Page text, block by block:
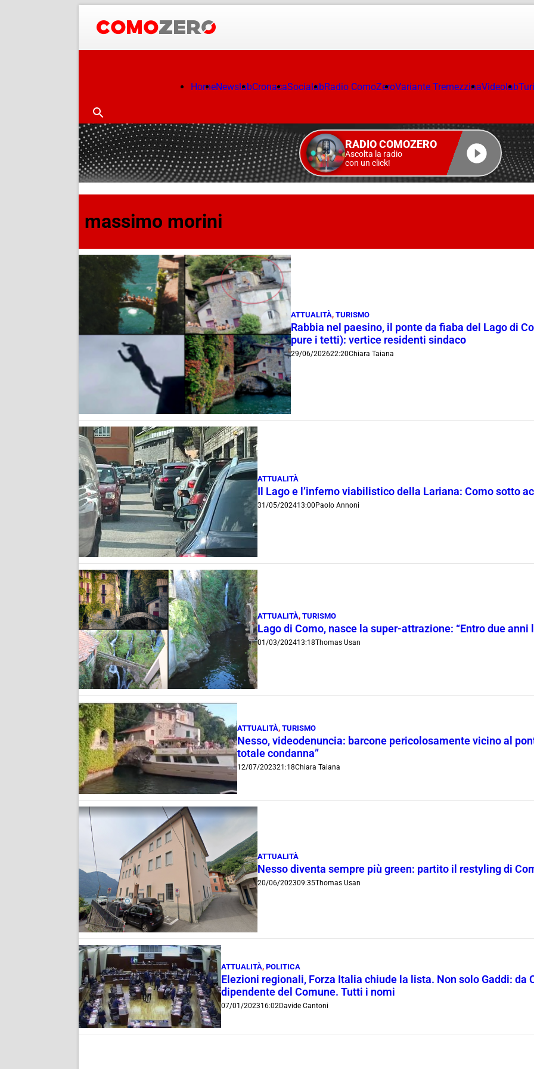
HomeNewslabCronacaSocialabRadio ComoZeroVariante TremezzinaVideolab
RADIO COMOZERO
Ascolta la radio
con un click!
massimo morini
ATTUALITÀ,TURISMO
Rabbia nel paesino, il ponte da fiaba del Lago di
pure i tetti): vertice residenti sindaco
29/06/202622:20Chiara Taiana
ATTUALITÀ
Il Lago e l’inferno viabilistico della Lariana: Como sotto
31/05/202413:00Paolo Annoni
ATTUALITÀ, TURISMO
Lago di Como, nasce la super-attrazione: “Entro due anni
01/03/202413:18Thomas Usan
ATTUALITÀ,TURISMO
Nesso, videodenuncia: barcone pericolosamente vicino al
totale condanna”
12/07/202321:18Chiara Taiana
ATTUALITÀ
Nesso diventa sempre più green: partito il restyling di
20/06/202309:35Thomas Usan
ATTUALITÀ, POLITICA
Elezioni regionali, Forza Italia chiude la lista. Non solo Gaddi: da
dipendente del Comune. Tutti i nomi
07/01/202316:02Davide Cantoni